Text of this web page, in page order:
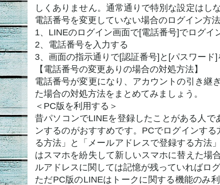
しくありません。通常通りで特別な設定はし
電話番号を変更していない場合のログイン方
1、LINEのログイン画面で[電話番号]でログイ
2、電話番号を入力する
3、画面の指示通りで[認証番号]と[パスワード
【電話番号の変更ありの場合の対処方法】
電話番号が変更になり、アカウントの引き継
た場合の対処方法をまとめてみましょう。
＜PC版を利用する＞
昔パソコンでLINEを登録したことがある人で
ンするのがおすすめです。PCでログインす
る方法」と「メールアドレスで登録する方法
はスマホを紛失して新しいスマホに替えた場
ルアドレスに関しては記憶が残っていればロ
ただPC版のLINEはトークに関する機能のみ